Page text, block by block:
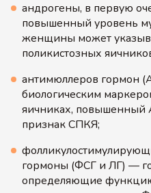
андрогены, в первую
повышенный уровень
женщины может
поликистозных
антимюллеров гормон
биологическим
яичниках, повышенный
признак СПКЯ;
гормоны (ФСГ и ЛГ) —
определяющие